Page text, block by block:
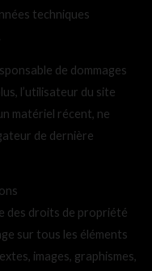
techniques
de dommages
l’utilisateur du site
matériel récent, ne
de dernière
des droits de propriété
sur tous les éléments
images, graphismes,